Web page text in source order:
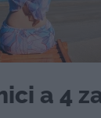
a 4